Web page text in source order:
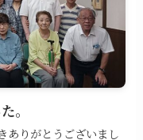
。
ありがとうございまし